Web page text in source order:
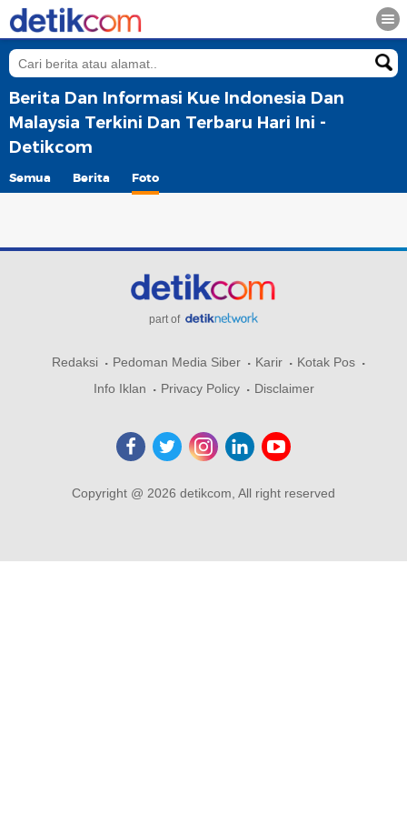
Berita Dan Informasi Kue Indonesia Dan
Malaysia Terkini Dan Terbaru Hari Ini -
Detikcom
Semua Berita Foto
part of
Redaksi Pedoman Media Siber Karir
Kotak Pos
Info Iklan
Privacy Policy Disclaimer
Copyright @ 2026 detikcom, All right reserved